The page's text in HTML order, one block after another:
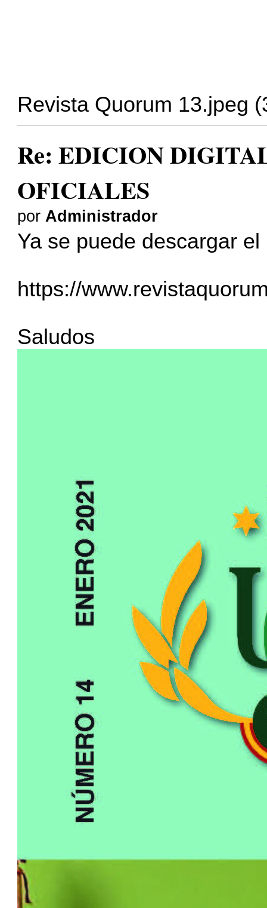
Revista Quorum 13.jpeg
Re: EDICION
OFICIALES
por Administrador
Ya se puede descargar
https://
Saludos